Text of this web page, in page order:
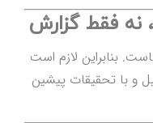
نه فقط گزارش
بنابراین لازم است
و با تحقیقات پیشین